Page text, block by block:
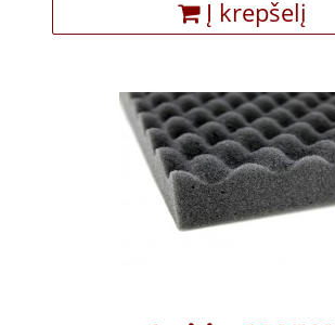
Į krepšelį